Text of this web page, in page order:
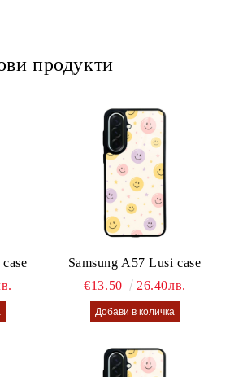
продукти
Samsung A57 Lusi case
€13.50
26.40лв.